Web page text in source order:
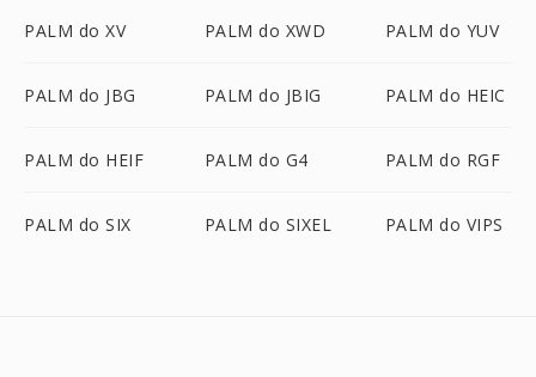
PALM do XV PALM do XWD PALM do YUV
PALM do JBG PALM do JBIG PALM do HEIC
PALM do HEIF PALM do G4 PALM do RGF
PALM do SIX PALM do SIXEL PALM do VIPS